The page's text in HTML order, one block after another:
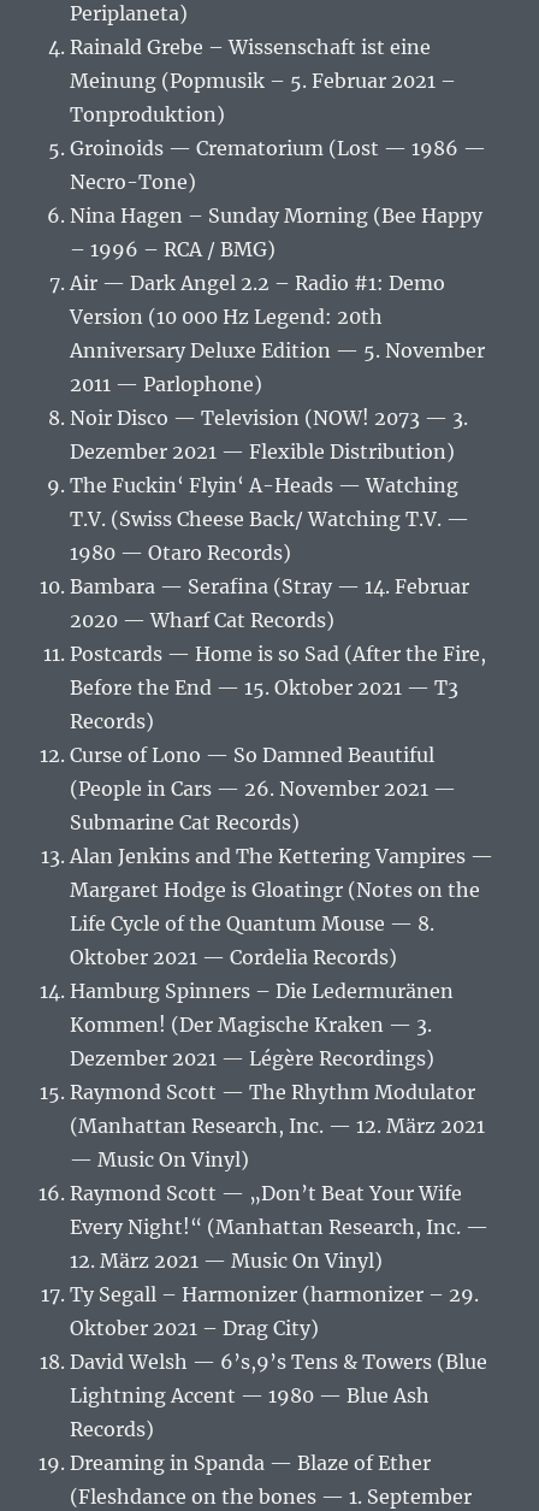
Periplaneta)
Rainald Grebe – Wissenschaft ist eine
Meinung (Popmusik – 5. Februar 2021 –
Tonproduktion)
Groinoids — Crematorium (Lost — 1986 —
Necro-Tone)
Nina Hagen – Sunday Morning (Bee Happy
– 1996 – RCA / BMG)
Air — Dark Angel 2.2 – Radio #1: Demo
Version (10 000 Hz Legend: 20th
Anniversary Deluxe Edition — 5. November
2011 — Parlophone)
Noir Disco — Television (NOW! 2073 — 3.
Dezember 2021 — Flexible Distribution)
The Fuckin‘ Flyin‘ A-Heads — Watching
T.V. (Swiss Cheese Back/ Watching T.V. —
1980 — Otaro Records)
Bambara — Serafina (Stray — 14. Februar
2020 — Wharf Cat Records)
Postcards — Home is so Sad (After the Fire,
Before the End — 15. Oktober 2021 — T3
Records)
Curse of Lono — So Damned Beautiful
(People in Cars — 26. November 2021 —
Submarine Cat Records)
Alan Jenkins and The Kettering Vampires —
Margaret Hodge is Gloatingr (Notes on the
Life Cycle of the Quantum Mouse — 8.
Oktober 2021 — Cordelia Records)
Hamburg Spinners – Die Ledermuränen
Kommen! (Der Magische Kraken — 3.
Dezember 2021 — Légère Recordings)
Raymond Scott — The Rhythm Modulator
(Manhattan Research, Inc. — 12. März 2021
— Music On Vinyl)
Raymond Scott — „Don’t Beat Your Wife
Every Night!“ (Manhattan Research, Inc. —
12. März 2021 — Music On Vinyl)
Ty Segall – Harmonizer (harmonizer – 29.
Oktober 2021 – Drag City)
David Welsh — 6’s,9’s Tens & Towers (Blue
Lightning Accent — 1980 — Blue Ash
Records)
Dreaming in Spanda — Blaze of Ether
(Fleshdance on the bones — 1. September